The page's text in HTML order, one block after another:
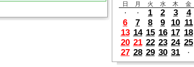
日
月 火 水 木 金
・
・ 1 2 3 4
6
7 8 9 10 11
13 14 15 16 17 18
20 21 22 23 24 25
27 28 29 30 31 ・